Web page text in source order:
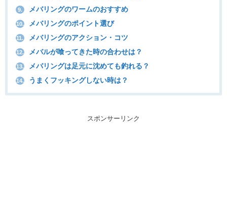
9. メバリングのワームのおすすめ
10. メバリングのポイント選び
11. メバリングのアクション・コツ
12. メバルが喰ってきた時の合わせは？
13. メバリングは足元に沈めても釣れる？
14. うまくフッキングしない時は？
スポンサーリンク